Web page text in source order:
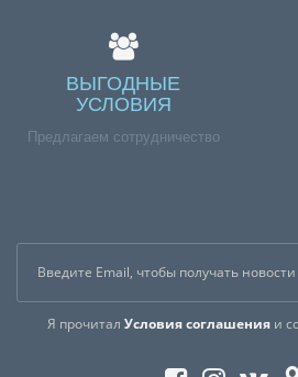
ВЫГОДНЫЕ
УСЛОВИЯ
Предлагаем сотрудничество
Я прочитал Условия соглашенияи